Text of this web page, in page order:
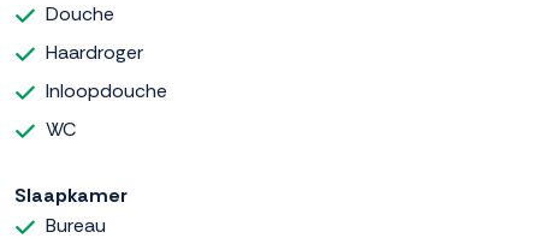
Douche
Haardroger
Inloopdouche
WC
Slaapkamer
Bureau